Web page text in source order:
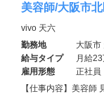
美容師/大阪市
vivo 天六
勤務地
大阪市
給与タイプ
月給
雇用形態
正社員
【仕事内容】美容師